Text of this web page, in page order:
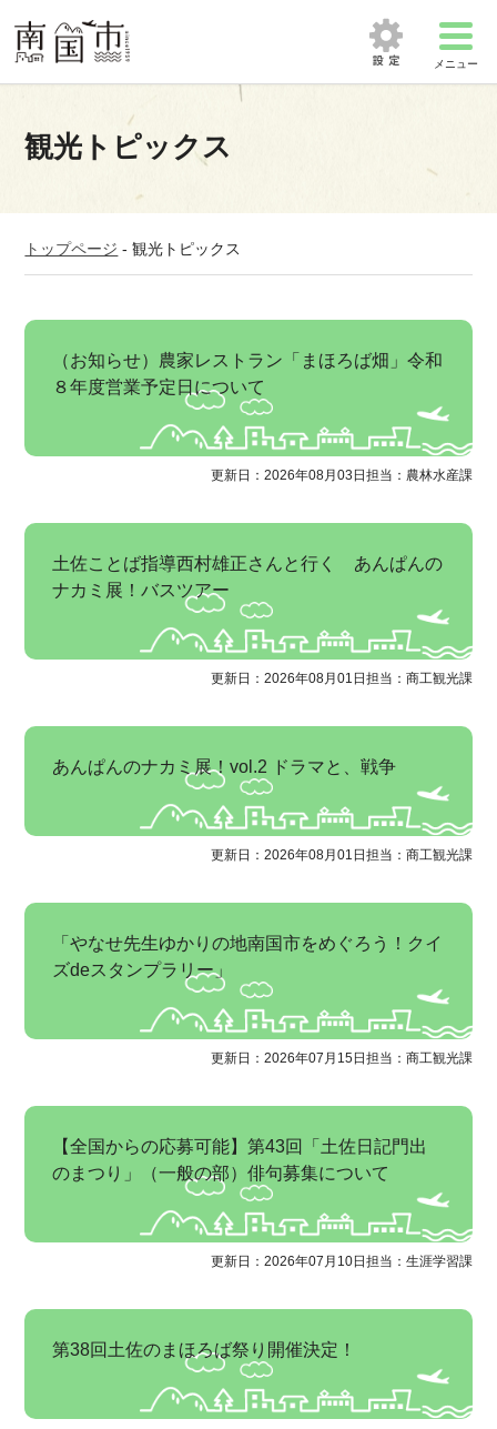
メニュー
観光トピックス
トップページ -観光トピックス
（お知らせ）農家レストラン「まほろば畑」令和
８年度営業予定日について
更新日：2026年08月03日 担当：農林水産課
土佐ことば指導西村雄正さんと行く あんぱんの
ナカミ展！バスツアー
更新日：2026年08月01日 担当：商工観光課
あんぱんのナカミ展！vol.2 ドラマと、戦争
更新日：2026年08月01日 担当：商工観光課
「やなせ先生ゆかりの地南国市をめぐろう！クイ
ズdeスタンプラリー」
更新日：2026年07月15日 担当：商工観光課
【全国からの応募可能】第43回「土佐日記門出
のまつり」（一般の部）俳句募集について
更新日：2026年07月10日 担当：生涯学習課
第38回土佐のまほろば祭り開催決定！